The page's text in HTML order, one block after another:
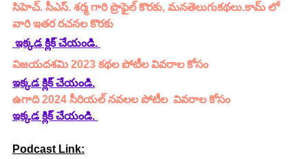
సిహెచ్. సీఎస్. శర్మ గారి ప్రొఫైల్ కొరకు, మనతెలుగుకథలు.కామ్ లో
వారి ఇతర రచనల కొరకు
ఇక్కడ క్లిక్ చేయండి.
విజయదశమి 2023 కథల పోటీల వివరాల కోసం
ఇక్కడ క్లిక్ చేయండి.
ఉగాది 2024 సీరియల్ నవలల పోటీల  వివరాల కోసం
ఇక్కడ క్లిక్ చేయండి.
Podcast Link: